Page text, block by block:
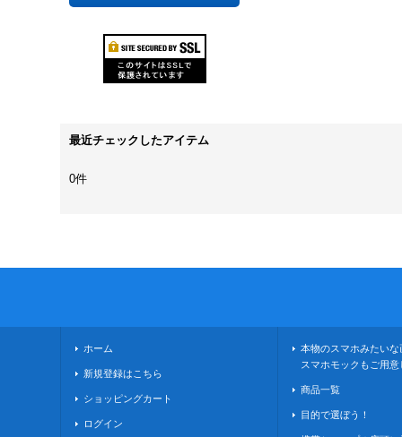
最近チェックしたアイテム
0件
ホーム
新規登録はこちら
ショッピングカート
ログイン
本物のスマホみたい
スマホモックもご用
商品一覧
目的で選ぼう！